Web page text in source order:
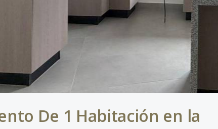
De 1 Habitación en la